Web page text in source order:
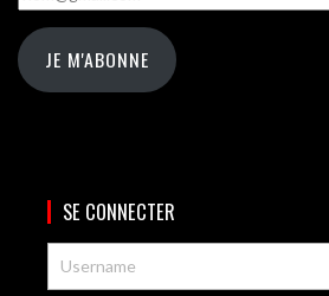
JE M'ABONNE
SE CONNECTER